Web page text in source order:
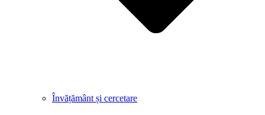
Învățământ și cercetare